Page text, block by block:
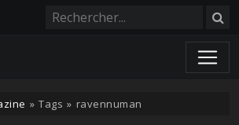
» Tags » ravennuman
cookies